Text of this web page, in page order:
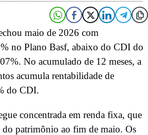
maio de 2026 com
no Plano Basf, abaixo do CDI do
No acumulado de 12 meses, a
acumula rentabilidade de
do CDI.
concentrada em renda fixa, que
do patrimônio ao fim de maio. Os